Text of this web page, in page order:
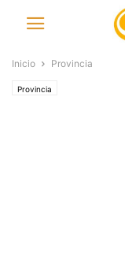
Inicio Provincia
Provincia